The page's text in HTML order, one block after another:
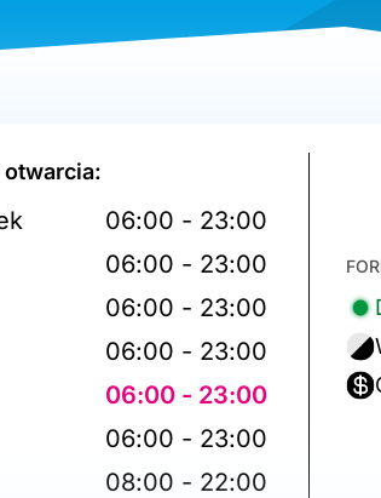
06:00 - 23:00
06:00 - 23:00
06:00 - 23:00
06:00 - 23:00
06:00 - 23:00
06:00 - 23:00
08:00 - 22:00